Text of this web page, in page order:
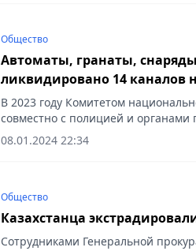
Общество
Автоматы, гранаты,
ликвидировано 14 каналов
В 2023 году Комитетом
совместно с полицией и органами
оперативно-розыскных
незаконного оборота...
08.01.2024 22:34
Общество
Казахстанца
Сотрудниками Генеральной